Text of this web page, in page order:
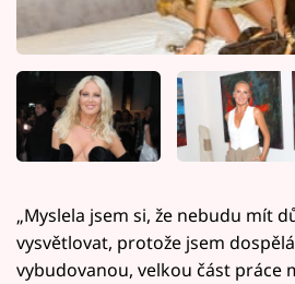
„Myslela jsem si, že nebudu mít
vysvětlovat, protože jsem
vybudovanou, velkou část práce